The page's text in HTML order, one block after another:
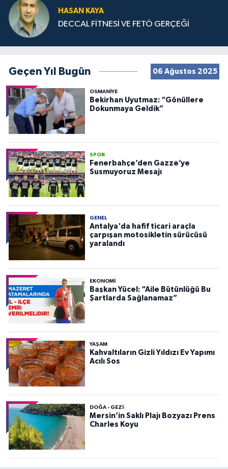
HASAN KAYA
DECCAL FİTNESİ VE FETÖ GERÇEĞİ
Geçen Yıl Bugün 06 Ağustos 2025
OSMANIYE
Bekirhan Uyutmaz: “Gönüllere
Dokunmaya Geldik”
SPOR
Fenerbahçe’den Gazze’ye
Susmuyoruz Mesajı
GENEL
Antalya'da hafif ticari araçla
çarpışan motosikletin sürücüsü
yaralandı
EKONOMI
Başkan Yücel: “Aile Bütünlüğü Bu
Şartlarda Sağlanamaz”
YAŞAM
Kahvaltıların Gizli Yıldızı Ev Yapımı
Acılı Sos
DOĞA - GEZI
Mersin’in Saklı Plajı Bozyazı Prens
Charles Koyu